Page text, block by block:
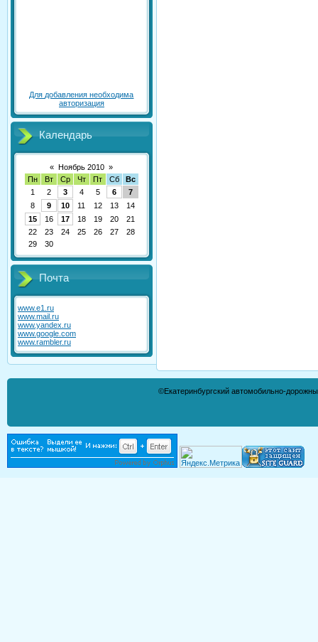
Для добавления необходима
авторизация
Календарь
« Ноябрь 2010 »
Пн
Вт Ср Чт Пт Сб
Вс
1
2 3 4 5 6
7
8
9 10 11 12 13
14
15
16 17 18 19 20
21
22
23 24 25 26 27
28
29
30
Почта
www.e1.ru
www.mail.ru
www.yandex.ru
www.google.com
www.rambler.ru
©Екатеринбургский автомобильно-